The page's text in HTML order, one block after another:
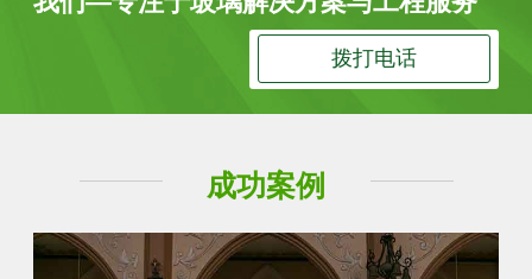
拨打电话
成功案例